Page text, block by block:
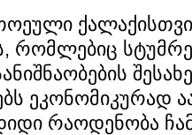
რომლებიც
ეკონომიკურად
რაოდენობა